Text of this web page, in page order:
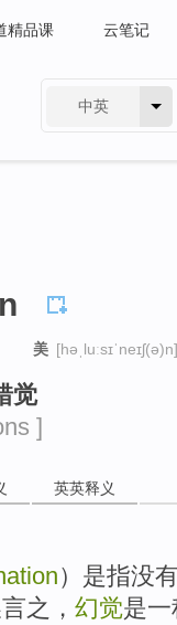
精品课 云笔记
中英
美 [həˌluːsɪˈneɪʃ(ə)n]
觉
]
英英释义
）是指没
之， 幻觉是